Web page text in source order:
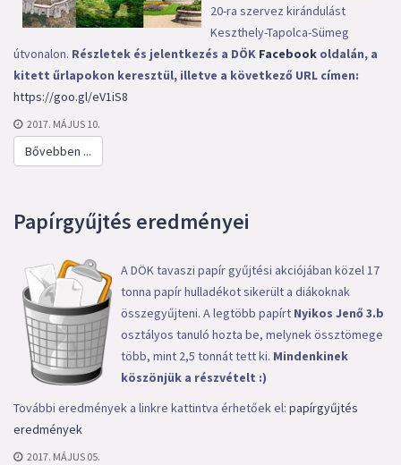
20-ra szervez kirándulást
Keszthely-Tapolca-Sümeg
útvonalon. Részletek és jelentkezés a DÖK Facebook oldalán, a
kitett űrlapokon keresztül, illetve a következő URL címen:
https://goo.gl/eV1iS8
2017. MÁJUS 10.
Bővebben ...
Papírgyűjtés eredményei
A DÖK tavaszi papír gyűjtési akciójában közel 17
tonna papír hulladékot sikerült a diákoknak
összegyűjteni. A legtöbb papírt Nyikos Jenő 3.b
osztályos tanuló hozta be, melynek össztömege
több, mint 2,5 tonnát tett ki. Mindenkinek
köszönjük a részvételt :)
További eredmények a linkre kattintva érhetőek el: papírgyűjtés
eredmények
2017. MÁJUS 05.